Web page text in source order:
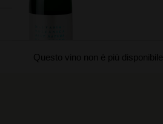
Questo vino non è più disponibile